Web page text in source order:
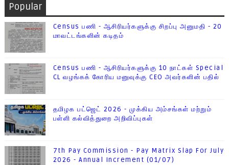
Popular
Census பணி - ஆசிரியர்களுக்கு சிறப்பு அனுமதி - 20
மாவட்டங்களின் கடிதம்
Census பணி - ஆசிரியர்களுக்கு 10 நாட்கள் Special
CL வழங்கக் கோரிய மனுவுக்கு CEO அவர்களின் பதில்
தமிழக பட்ஜெட் 2026 - முக்கிய அம்சங்கள் மற்றும்
பள்ளி கல்வித்துறை அறிவிப்புகள்
7th Pay Commission - Pay Matrix Slap For July
2026 - Annual Increment (01/07)